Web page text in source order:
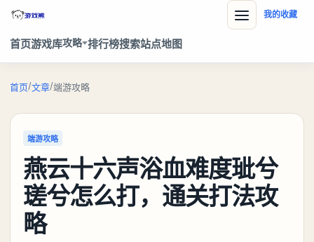
首页游戏库攻略 排行榜搜索站点地图
我的收藏
首页/文章/端游攻略
端游攻略
燕云十六声浴血难度玼兮
瑳兮怎么打，通关打法攻
略